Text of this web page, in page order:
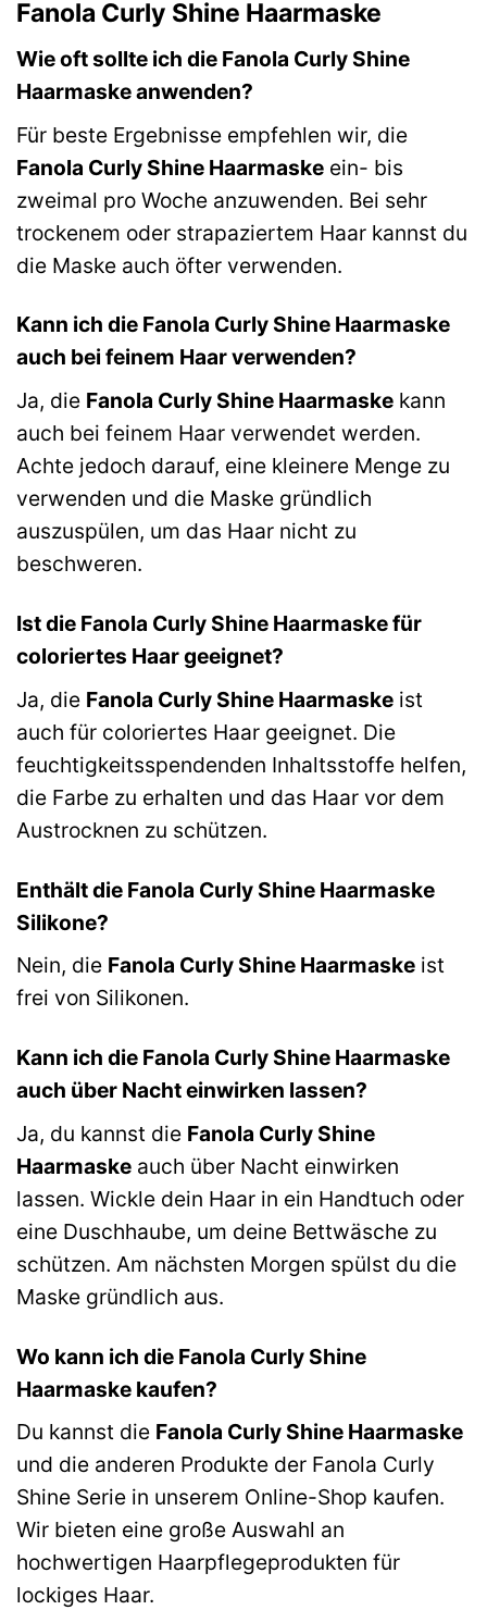
Fanola Curly Shine Haarmaske
Wie oft sollte ich die Fanola Curly Shine
Haarmaske anwenden?
Für beste Ergebnisse empfehlen wir, die
Fanola Curly Shine Haarmaske ein- bis
zweimal pro Woche anzuwenden. Bei sehr
trockenem oder strapaziertem Haar kannst du
die Maske auch öfter verwenden.
Kann ich die Fanola Curly Shine Haarmaske
auch bei feinem Haar verwenden?
Ja, die Fanola Curly Shine Haarmaske kann
auch bei feinem Haar verwendet werden.
Achte jedoch darauf, eine kleinere Menge zu
verwenden und die Maske gründlich
auszuspülen, um das Haar nicht zu
beschweren.
Ist die Fanola Curly Shine Haarmaske für
coloriertes Haar geeignet?
Ja, die Fanola Curly Shine Haarmaske ist
auch für coloriertes Haar geeignet. Die
feuchtigkeitsspendenden Inhaltsstoffe helfen,
die Farbe zu erhalten und das Haar vor dem
Austrocknen zu schützen.
Enthält die Fanola Curly Shine Haarmaske
Silikone?
Nein, die Fanola Curly Shine Haarmaske ist
frei von Silikonen.
Kann ich die Fanola Curly Shine Haarmaske
auch über Nacht einwirken lassen?
Ja, du kannst die Fanola Curly Shine
Haarmaske auch über Nacht einwirken
lassen. Wickle dein Haar in ein Handtuch oder
eine Duschhaube, um deine Bettwäsche zu
schützen. Am nächsten Morgen spülst du die
Maske gründlich aus.
Wo kann ich die Fanola Curly Shine
Haarmaske kaufen?
Du kannst die Fanola Curly Shine Haarmaske
und die anderen Produkte der Fanola Curly
Shine Serie in unserem Online-Shop kaufen.
Wir bieten eine große Auswahl an
hochwertigen Haarpflegeprodukten für
lockiges Haar.